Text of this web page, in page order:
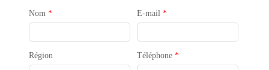
Nom * E-mail *
Région Téléphone *